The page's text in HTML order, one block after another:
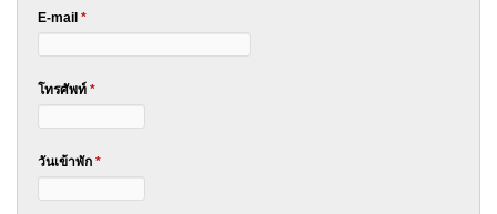
E-mail *
โทรศัพท์ *
วันเข้าพัก *